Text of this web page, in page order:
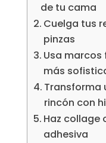
de tu cama
Cuelga tus
pinzas
Usa
más
Transforma
rincón con
Haz collage
adhesiva